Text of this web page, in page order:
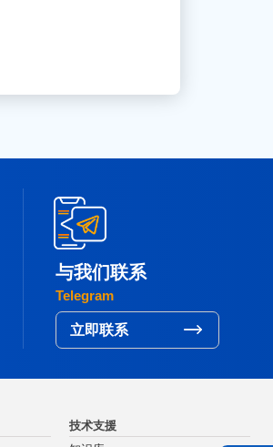
与我们联系
Telegram
立即联系
技术支援